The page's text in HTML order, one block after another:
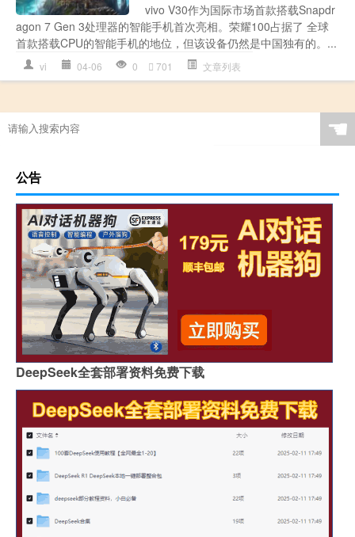
vivo V30作为国际市场首款搭载Snapdr
agon 7 Gen 3处理器的智能手机首次亮相。荣耀100占据了 全球
首款搭载CPU的智能手机的地位，但该设备仍然是中国独有的。...
vi 04-06 0 701 文章列表
☚
公告
DeepSeek全套部署资料免费下载